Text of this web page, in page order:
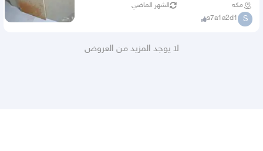
مكه الشهر الماضي
S
s7a1a2d1
لا يوجد المزيد من العروض